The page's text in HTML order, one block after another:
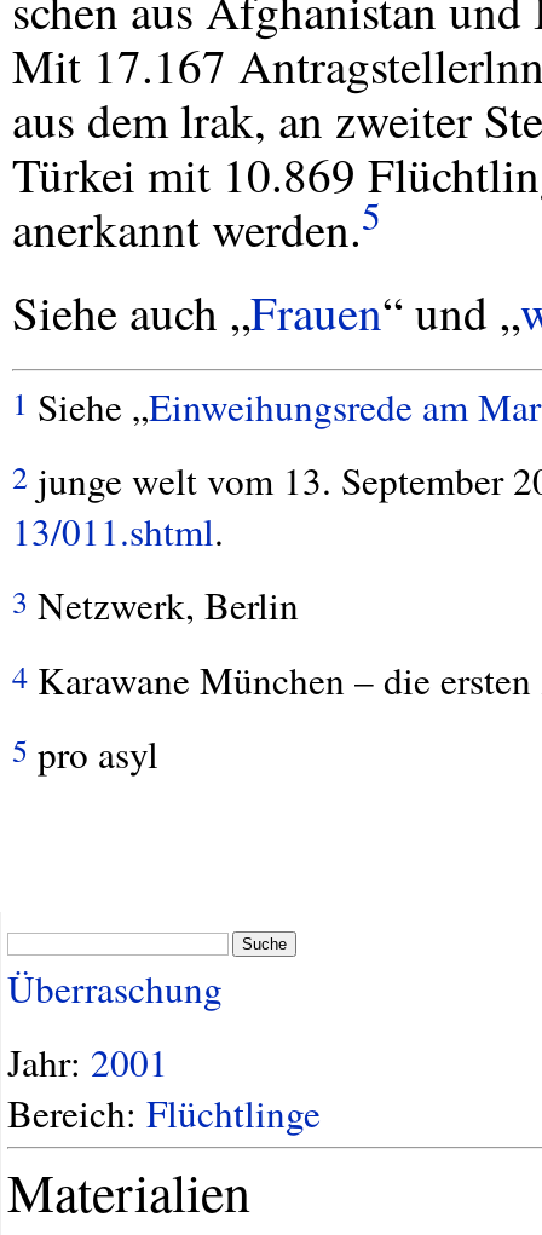
Mit 17.167
aus dem lrak, an zweiter
Türkei mit 10.869
anerkannt werden.5
Siehe auch „Frauen“ und „
1 Siehe „Einweihungsrede am
2 junge welt vom 13. September
13/011.shtml.
3 Netzwerk, Berlin
4 Karawane München – die
5 pro asyl
Suche
Überraschung
Jahr: 2001
Bereich: Flüchtlinge
Materialien